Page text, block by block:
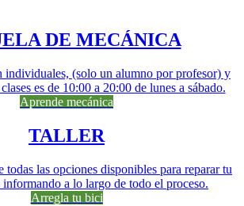
DE MECÁNICA
individuales, (solo un alumno por profesor) y
es de 10:00 a 20:00 de lunes a sábado.
Aprende mecánica
TALLER
todas las opciones disponibles para reparar tu
a lo largo de todo el proceso.
Arregla tu bici